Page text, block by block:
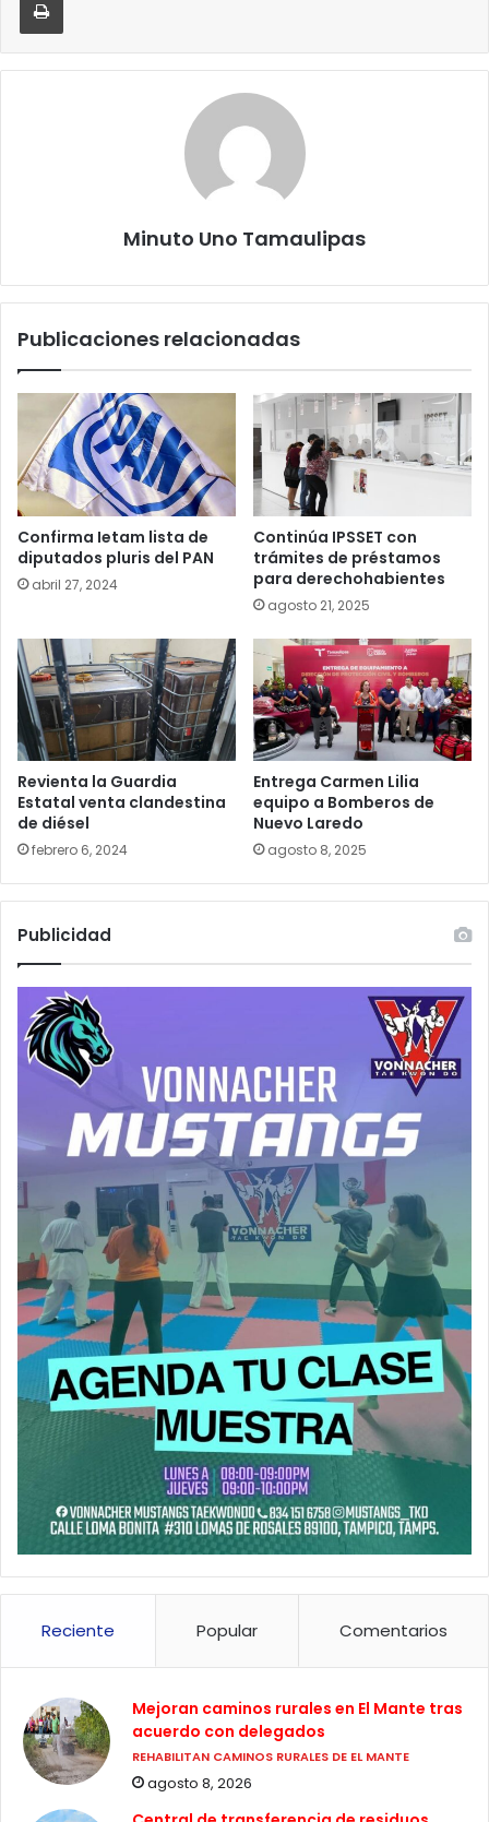
Minuto Uno Tamaulipas
Publicaciones relacionadas
Confirma Ietam lista de
diputados pluris del PAN
abril 27, 2024
Continúa IPSSET con
trámites de préstamos
para derechohabientes
agosto 21, 2025
Revienta la Guardia
Estatal venta clandestina
de diésel
febrero 6, 2024
Entrega Carmen Lilia
equipo a Bomberos de
Nuevo Laredo
agosto 8, 2025
Publicidad
Reciente Popular Comentarios
Mejoran caminos rurales en El Mante tras
acuerdo con delegados
REHABILITAN CAMINOS RURALES DE EL MANTE
agosto 8, 2026